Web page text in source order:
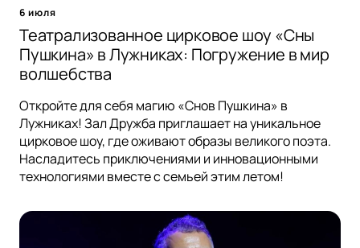
6 июля
Театрализованное цирковое шоу «Сны
Пушкина» в Лужниках: Погружение в мир
волшебства
Откройте для себя магию «Снов Пушкина» в
Лужниках! Зал Дружба приглашает на уникальное
цирковое шоу, где оживают образы великого поэта.
Насладитесь приключениями и инновационными
технологиями вместе с семьей этим летом!